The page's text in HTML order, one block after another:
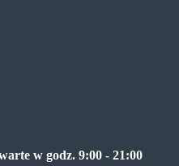
w godz. 9:00 - 21:00